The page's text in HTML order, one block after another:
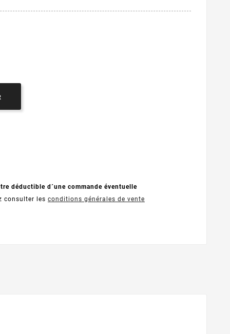
déductible d´une commande éventuelle
consulter les conditions générales de vente